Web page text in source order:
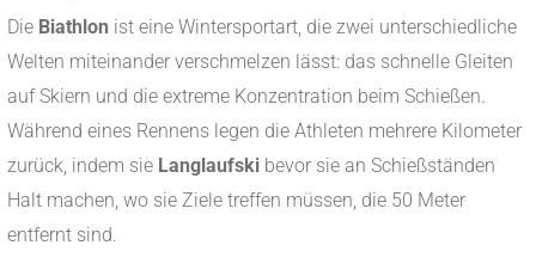
Die Biathlon ist eine Wintersportart, die zwei unterschiedliche
Welten miteinander verschmelzen lässt: das schnelle Gleiten
auf Skiern und die extreme Konzentration beim Schießen.
Während eines Rennens legen die Athleten mehrere Kilometer
zurück, indem sie Langlaufski bevor sie an Schießständen
Halt machen, wo sie Ziele treffen müssen, die 50 Meter
entfernt sind.